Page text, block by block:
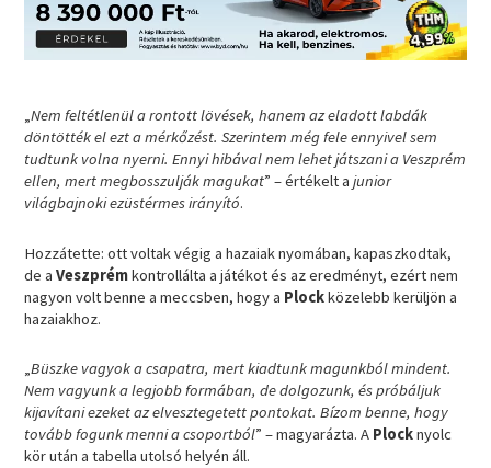
„Nem feltétlenül a rontott lövések, hanem az eladott labdák
döntötték el ezt a mérkőzést. Szerintem még fele ennyivel sem
tudtunk volna nyerni. Ennyi hibával nem lehet játszani a Veszprém
ellen, mert megbosszulják magukat” – értékelt ajunior
világbajnoki ezüstérmes irányító.
Hozzátette: ott voltak végig a hazaiak nyomában, kapaszkodtak,
de aVeszprémkontrollálta a játékot és az eredményt, ezért nem
nagyon volt benne a meccsben, hogy a Plockközelebb kerüljön a
hazaiakhoz.
„Büszke vagyok a csapatra, mert kiadtunk magunkból mindent.
Nem vagyunk a legjobb formában, de dolgozunk, és próbáljuk
kijavítani ezeket az elvesztegetett pontokat. Bízom benne, hogy
tovább fogunk menni a csoportból” – magyarázta. A Plocknyolc
kör után a tabella utolsó helyén áll.